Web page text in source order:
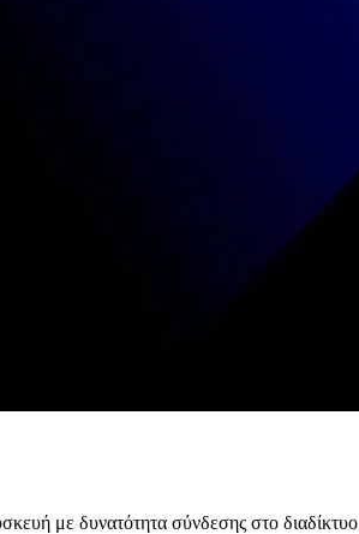
με δυνατότητα σύνδεσης στο διαδίκτυο